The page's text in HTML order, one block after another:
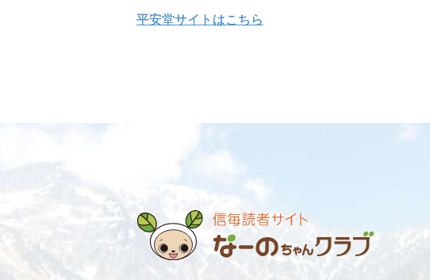
平安堂サイトはこちら